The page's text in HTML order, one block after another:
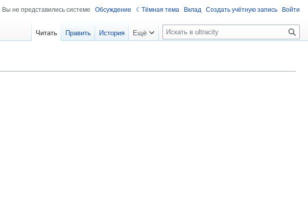
Вы не представились системе Обсуждение Тёмная тема Вклад Создать учётную запись Войти
Читать Править История Ещё
П
о
к